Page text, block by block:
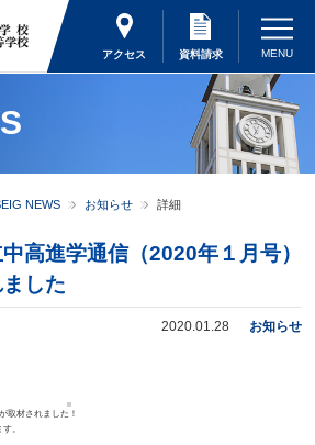
アクセス 資料請求
NEWS お知らせ 詳細
高進学通信（2020年１月号）
した
2020.01.28 お知らせ
取材されました！
。